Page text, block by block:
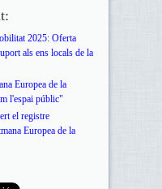
2025: Oferta
als ens locals de la
Europea de la
l'espai públic"
el registre
Europea de la